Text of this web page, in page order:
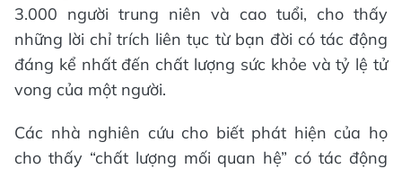
3.000 người trung niên và cao tuổi, cho thấy
những lời chỉ trích liên tục từ bạn đời có tác động
đáng kể nhất đến chất lượng sức khỏe và tỷ lệ tử
vong của một người.
Các nhà nghiên cứu cho biết phát hiện của họ
cho thấy “chất lượng mối quan hệ” có tác động